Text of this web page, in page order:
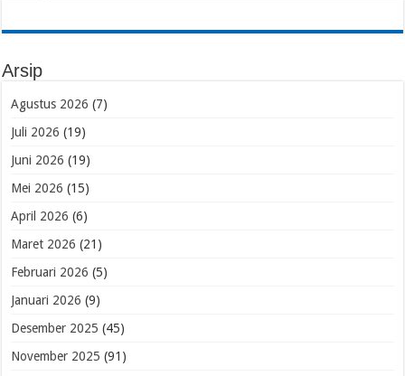
Arsip
Agustus 2026 (7)
Juli 2026 (19)
Juni 2026 (19)
Mei 2026 (15)
April 2026 (6)
Maret 2026 (21)
Februari 2026 (5)
Januari 2026 (9)
Desember 2025 (45)
November 2025 (91)